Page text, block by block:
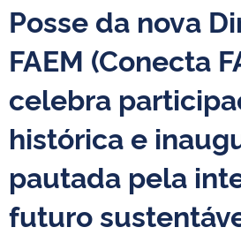
Posse da nova
FAEM (Conecta
celebra
histórica e
pautada pela
futuro